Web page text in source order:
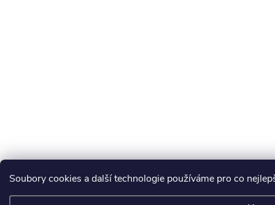
Soubory cookies a další technologie používáme pro co